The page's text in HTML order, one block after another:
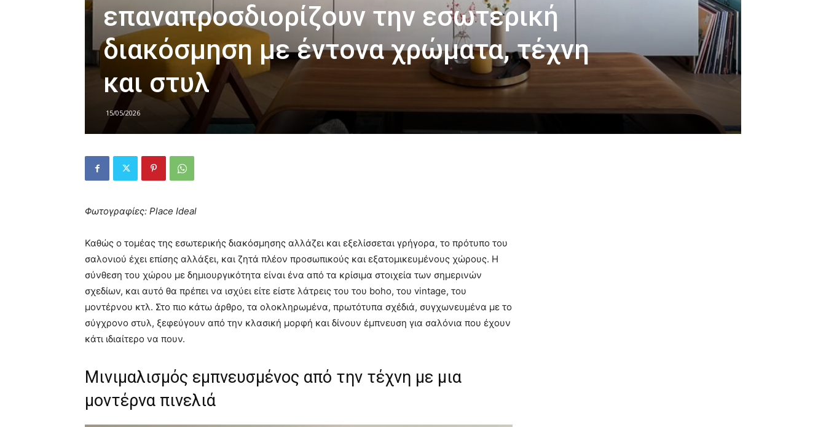
επαναπροσδιορίζουν την εσωτερική
διακόσμηση με έντονα χρώματα, τέχνη
και στυλ
15/05/2026
Φωτογραφίες: Place Ideal
Καθώς ο τομέας της εσωτερικής διακόσμησης αλλάζει και εξελίσσεται γρήγορα, το πρότυπο του
σαλονιού έχει επίσης αλλάξει, και ζητά πλέον προσωπικούς και εξατομικευμένους χώρους. Η
σύνθεση του χώρου με δημιουργικότητα είναι ένα από τα κρίσιμα στοιχεία των σημερινών
σχεδίων, και αυτό θα πρέπει να ισχύει είτε είστε λάτρεις του του boho, του vintage, του
μοντέρνου κτλ. Στο πιο κάτω άρθρο, τα ολοκληρωμένα, πρωτότυπα σχέδιά, συγχωνευμένα με το
σύγχρονο στυλ, ξεφεύγουν από την κλασική μορφή και δίνουν έμπνευση για σαλόνια που έχουν
κάτι ιδιαίτερο να πουν.
Μινιμαλισμός εμπνευσμένος από την τέχνη με μια
μοντέρνα πινελιά